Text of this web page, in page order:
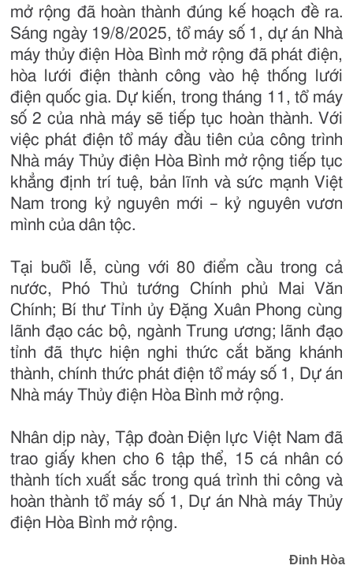
mở rộng đã hoàn thành đúng kế hoạch đề ra.
Sáng ngày 19/8/2025, tổ máy số 1, dự án Nhà
máy thủy điện Hòa Bình mở rộng đã phát điện,
hòa lưới điện thành công vào hệ thống lưới
điện quốc gia. Dự kiến, trong tháng 11, tổ máy
số 2 của nhà máy sẽ tiếp tục hoàn thành. Với
việc phát điện tổ máy đầu tiên của công trình
Nhà máy Thủy điện Hòa Bình mở rộng tiếp tục
khẳng định trí tuệ, bản lĩnh và sức mạnh Việt
Nam trong kỷ nguyên mới – kỷ nguyên vươn
mình của dân tộc.
Tại buổi lễ, cùng với 80 điểm cầu trong cả
nước, Phó Thủ tướng Chính phủ Mai Văn
Chính; Bí thư Tỉnh ủy Đặng Xuân Phong cùng
lãnh đạo các bộ, ngành Trung ương; lãnh đạo
tỉnh đã thực hiện nghi thức cắt băng khánh
thành, chính thức phát điện tổ máy số 1, Dự án
Nhà máy Thủy điện Hòa Bình mở rộng.
Nhân dịp này, Tập đoàn Điện lực Việt Nam đã
trao giấy khen cho 6 tập thể, 15 cá nhân có
thành tích xuất sắc trong quá trình thi công và
hoàn thành tổ máy số 1, Dự án Nhà máy Thủy
điện Hòa Bình mở rộng.
Đinh Hòa